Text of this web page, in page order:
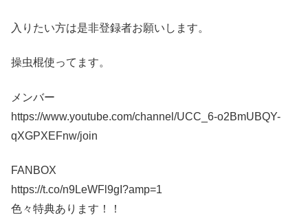
入りたい方は是非登録者お願いします。
操虫棍使ってます。
メンバー
https://www.youtube.com/channel/UCC_6-o2BmUBQY-
qXGPXEFnw/join
FANBOX
https://t.co/n9LeWFl9gI?amp=1
色々特典あります！！